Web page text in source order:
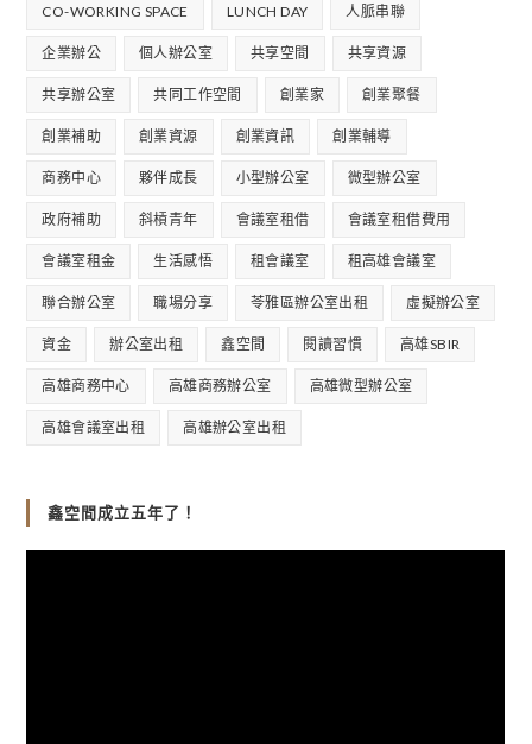
CO-WORKING SPACE LUNCH DAY 人脈串聯
企業辦公 個人辦公室 共享空間 共享資源
共享辦公室 共同工作空間 創業家 創業聚餐
創業補助 創業資源 創業資訊 創業輔導
商務中心 夥伴成長 小型辦公室 微型辦公室
政府補助 斜槓青年 會議室租借 會議室租借費用
會議室租金 生活感悟 租會議室 租高雄會議室
聯合辦公室 職場分享 苓雅區辦公室出租 虛擬辦公室
資金 辦公室出租 鑫空間 閱讀習慣 高雄SBIR
高雄商務中心 高雄商務辦公室 高雄微型辦公室
高雄會議室出租 高雄辦公室出租
鑫空間成立五年了！